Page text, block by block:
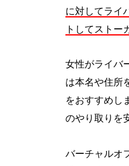
に対してライ
トしてストー
女性がライバ
は本名や住所
をおすすめし
のやり取りを
バーチャルオ